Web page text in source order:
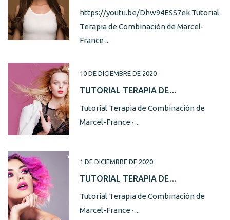
TERAPIA PUNTAS ABIERTAS +
NUTRIENTE CAPILAR
https://youtu.be/Dhw94ESS7ek Tutorial
Terapia de Combinación de Marcel-
France ...
10 DE DICIEMBRE DE 2020
TUTORIAL TERAPIA DE
RECONSTRUCCIÓN + BRILLO
Tutorial Terapia de Combinación de
Marcel-France · ...
1 DE DICIEMBRE DE 2020
TUTORIAL TERAPIA DE
CUIDADO DE COLOR + NUTRIENTE
Tutorial Terapia de Combinación de
Marcel-France · ...